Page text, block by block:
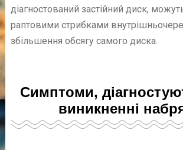
діагностований застійний диск,
раптовими стрибками
збільшення обсягу самого диска.
Симптоми,
виникненні